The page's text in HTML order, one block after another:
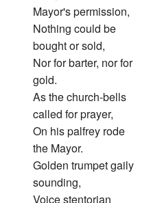
Mayor's permission,
Nothing could be
bought or sold,
Nor for barter, nor for
gold.
As the church-bells
called for prayer,
On his palfrey rode
the Mayor.
Golden trumpet gaily
sounding,
Voice stentorian